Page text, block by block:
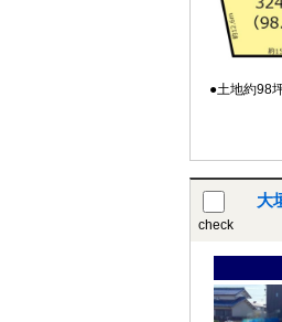
●土地約98
check
大